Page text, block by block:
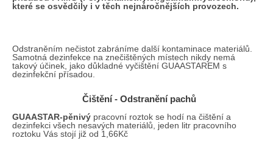
které se osvědčily i v těch nejnáročnějších provozech.
Odstraněním nečistot zabráníme další kontaminace materiálů.
Samotná dezinfekce na znečištěných místech nikdy nemá
takový účinek, jako důkladné vyčištění GUAASTAREM s
dezinfekční přísadou.
Čištění - Odstranění pachů
GUAASTAR-pěnivý pracovní roztok se hodí na čištění a
dezinfekci všech nesavých materiálů, jeden litr pracovního
roztoku Vás stojí již od 1,66Kč
a
í
t
?
HLEDAT